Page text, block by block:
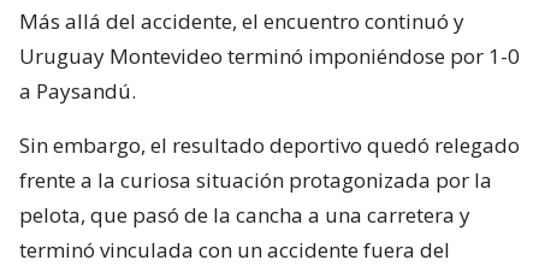
Más allá del accidente, el encuentro continuó y
Uruguay Montevideo terminó imponiéndose por 1-0
a Paysandú.
Sin embargo, el resultado deportivo quedó relegado
frente a la curiosa situación protagonizada por la
pelota, que pasó de la cancha a una carretera y
terminó vinculada con un accidente fuera del